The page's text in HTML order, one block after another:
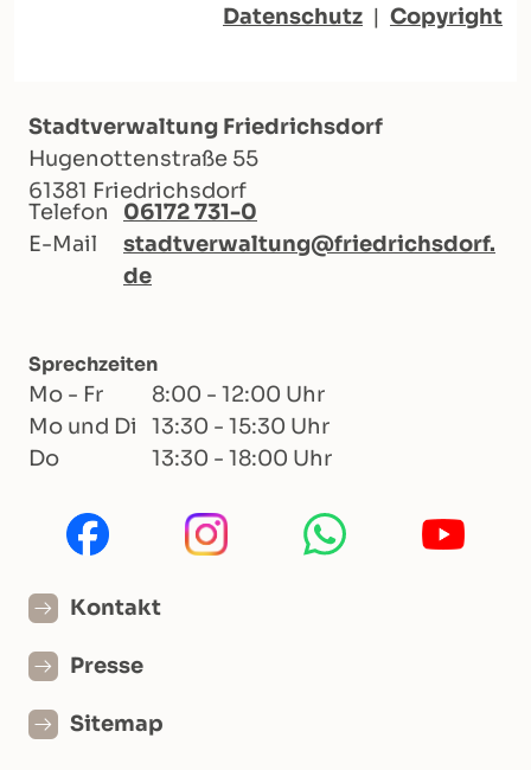
Datenschutz | Copyright
Stadtverwaltung Friedrichsdorf
Hugenottenstraße 55
61381 Friedrichsdorf
Telefon
06172 731-0
E-Mail
stadtverwaltung@friedrichsdorf.
de
Sprechzeiten
Mo - Fr
8:00 - 12:00 Uhr
Mo und Di
13:30 - 15:30 Uhr
Do
13:30 - 18:00 Uhr
Kontakt
Presse
Sitemap